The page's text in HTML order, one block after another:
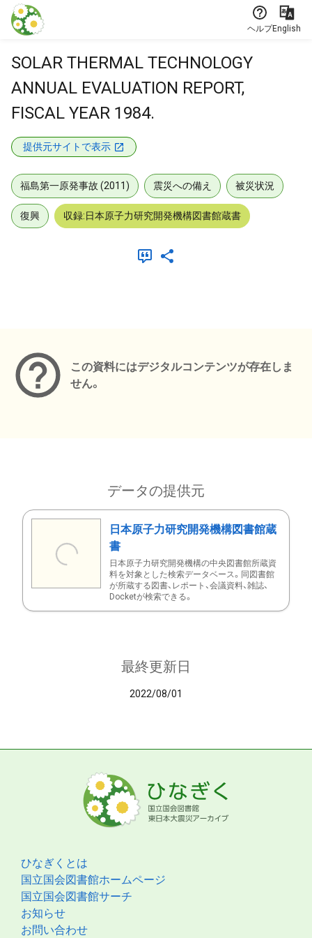
本文に飛ぶ
ヘルプEnglish
SOLAR THERMAL TECHNOLOGY
ANNUAL EVALUATION REPORT,
FISCAL YEAR 1984.
提供元サイトで表示
福島第一原発事故 (2011) 震災への備え 被災状況
復興 収録:日本原子力研究開発機構図書館蔵書
この資料にはデジタルコンテンツが存在しま
せん。
データの提供元
日本原子力研究開発機構図書館蔵
書
日本原子力研究開発機構の中央図書館所蔵資
料を対象とした検索データベース。同図書館
が所蔵する図書、レポート、会議資料、雑誌、
Docketが検索できる。
最終更新日
2022/08/01
ひなぎくとは
国立国会図書館ホームページ
国立国会図書館サーチ
お知らせ
お問い合わせ